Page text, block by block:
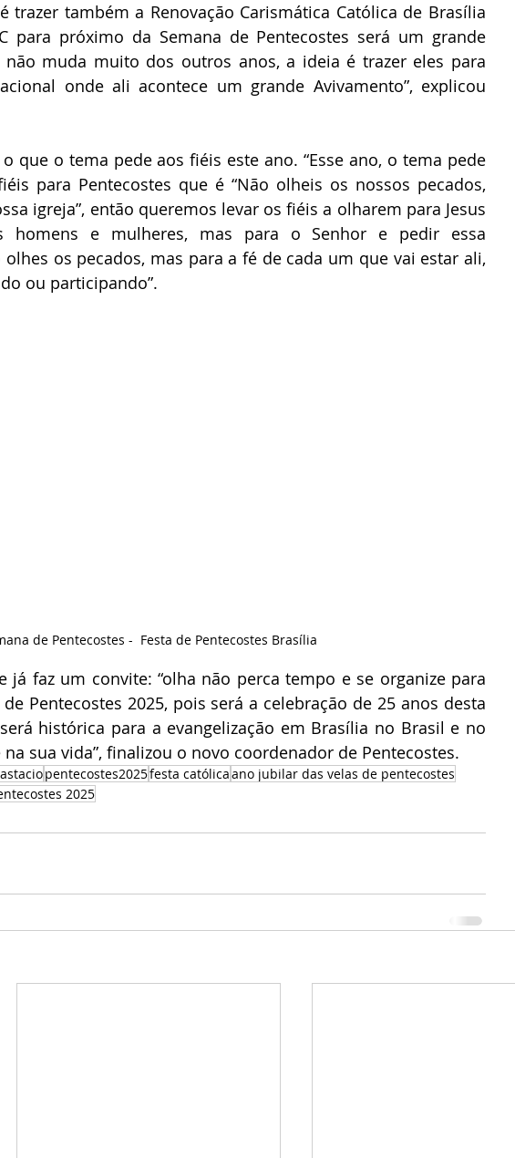
trazer também a Renovação Carismática Católica de Brasília
para próximo da Semana de Pentecostes será um grande
não muda muito dos outros anos, a ideia é trazer eles para
onde ali acontece um grande Avivamento”, explicou
que o tema pede aos fiéis este ano. “Esse ano, o tema pede
para Pentecostes que é “Não olheis os nossos pecados,
igreja”, então queremos levar os fiéis a olharem para Jesus
homens e mulheres, mas para o Senhor e pedir essa
os pecados, mas para a fé de cada um que vai estar ali,
ou participando”.
de Pentecostes -  Festa de Pentecostes Brasília
já faz um convite: “olha não perca tempo e se organize para
Pentecostes 2025, pois será a celebração de 25 anos desta
histórica para a evangelização em Brasília no Brasil e no
sua vida”, finalizou o novo coordenador de Pentecostes.
pentecostes2025festa católicaano jubilar das velas de pentecostes
2025